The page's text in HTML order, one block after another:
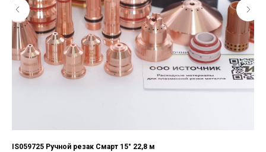
IS059725 Ручной резак Смарт 15° 22,8 м